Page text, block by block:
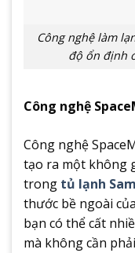
Công nghệ làm
độ ổn định
Công nghệ
Công nghệ
tạo ra một không
trong tủ lạnh
thước bề ngoài
bạn có thể cất
mà không cần